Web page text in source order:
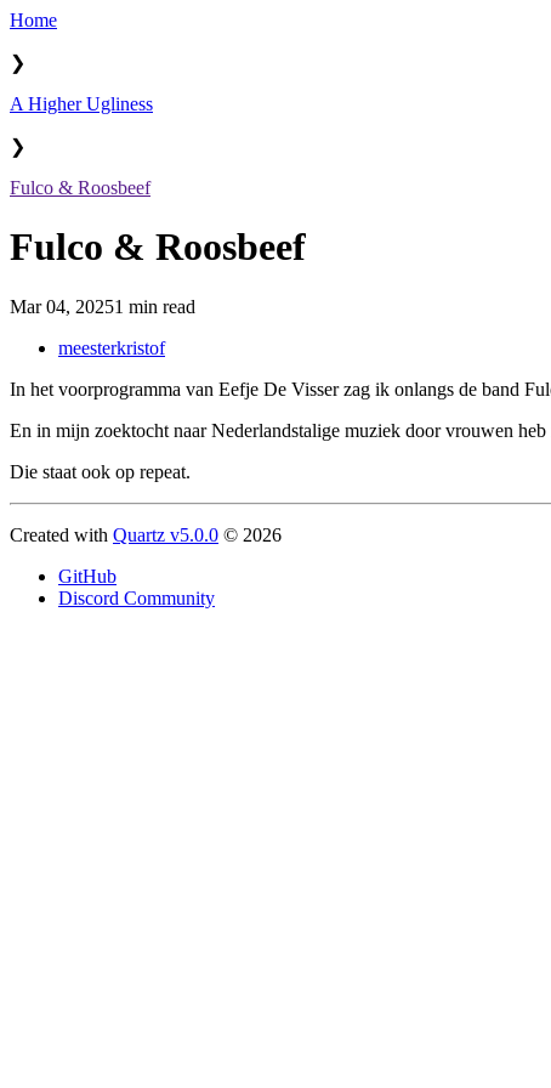
Home
❯
A Higher Ugliness
❯
Fulco & Roosbeef
Fulco & Roosbeef
Mar 04, 20251 min read
meesterkristof
In het voorprogramma van Eefje De Visser zag ik onlangs de band
En in mijn zoektocht naar Nederlandstalige muziek door vrouwen
Die staat ook op repeat.
Created with Quartz v5.0.0 © 2026
GitHub
Discord Community